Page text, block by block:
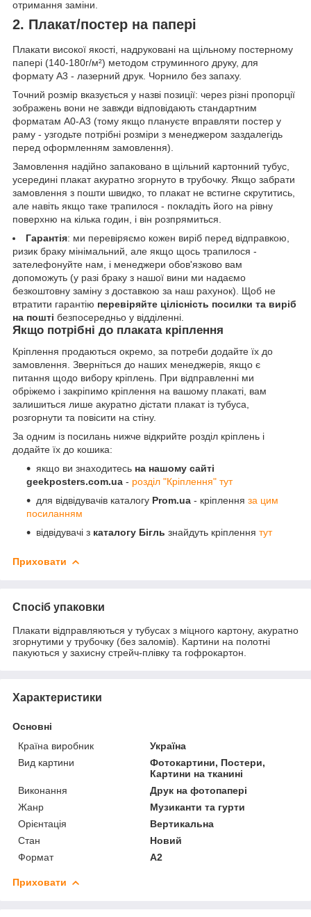
отримання заміни.
2. Плакат/постер на папері
Плакати високої якості, надруковані на щільному постерному
папері (140-180г/м²) методом струминного друку, для
формату А3 - лазерний друк. Чорнило без запаху.
Точний розмір вказується у назві позиції: через різні пропорції
зображень вони не завжди відповідають стандартним
форматам А0-А3 (тому якщо плануєте вправляти постер у
раму - узгодьте потрібні розміри з менеджером заздалегідь
перед оформленням замовлення).
Замовлення надійно запаковано в щільний картонний тубус,
усередині плакат акуратно згорнуто в трубочку. Якщо забрати
замовлення з пошти швидко, то плакат не встигне скрутитись,
але навіть якщо таке трапилося - покладіть його на рівну
поверхню на кілька годин, і він розпрямиться.
Гарантія: ми перевіряємо кожен виріб перед відправкою,
ризик браку мінімальний, але якщо щось трапилося -
зателефонуйте нам, і менеджери обов'язково вам
допоможуть (у разі браку з нашої вини ми надаємо
безкоштовну заміну з доставкою за наш рахунок). Щоб не
втратити гарантію перевіряйте цілісність посилки та виріб
на пошті безпосередньо у відділенні.
Якщо потрібні до плаката кріплення
Кріплення продаються окремо, за потреби додайте їх до
замовлення. Зверніться до наших менеджерів, якщо є
питання щодо вибору кріплень. При відправленні ми
обріжемо і закріпимо кріплення на вашому плакаті, вам
залишиться лише акуратно дістати плакат із тубуса,
розгорнути та повісити на стіну.
За одним із посилань нижче відкрийте розділ кріплень і
додайте їх до кошика:
якщо ви знаходитесь на нашому сайті
geekposters.com.ua - розділ "Кріплення" тут
для відвідувачів каталогу Prom.ua - кріплення за цим
посиланням
відвідувачі з каталогу Бігль знайдуть кріплення тут
Приховати
Спосіб упаковки
Плакати відправляються у тубусах з міцного картону, акуратно
згорнутими у трубочку (без заломів). Картини на полотні
пакуються у захисну стрейч-плівку та гофрокартон.
Характеристики
Основні
Країна виробник
Україна
Вид картини
Фотокартини, Постери,
Картини на тканині
Виконання
Друк на фотопапері
Жанр
Музиканти та гурти
Орієнтація
Вертикальна
Стан
Новий
Формат
A2
Приховати